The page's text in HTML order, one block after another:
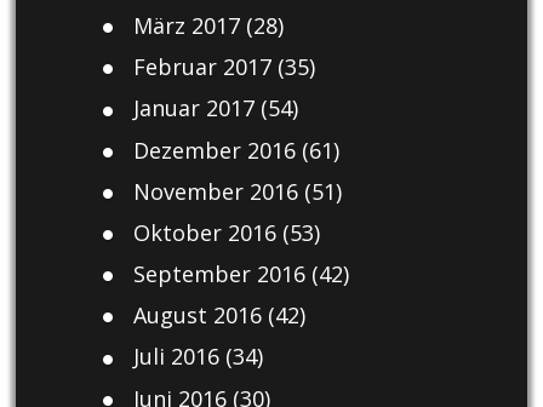
März 2017(28)
Februar 2017(35)
Januar 2017(54)
Dezember 2016(61)
November 2016(51)
Oktober 2016(53)
September 2016(42)
August 2016(42)
Juli 2016(34)
Juni 2016(30)